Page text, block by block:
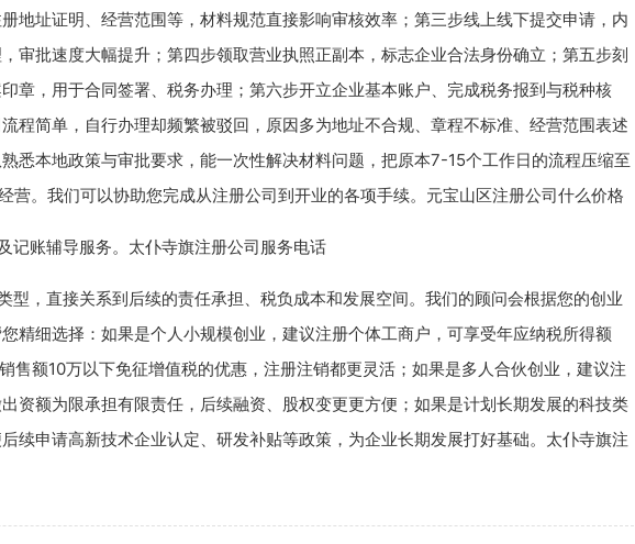
地址证明、经营范围等，材料规范直接影响审核效率；第三步线上线下提交申请，内
审批速度大幅提升；第四步领取营业执照正副本，标志企业合法身份确立；第五步刻
章，用于合同签署、税务办理；第六步开立企业基本账户、完成税务报到与税种核
程简单，自行办理却频繁被驳回，原因多为地址不合规、章程不标准、经营范围表述
悉本地政策与审批要求，能一次性解决材料问题，把原本7-15个工作日的流程压缩至
营。我们可以协助您完成从注册公司到开业的各项手续。元宝山区注册公司什么价格
记账辅导服务。太仆寺旗注册公司服务电话
型，直接关系到后续的责任承担、税负成本和发展空间。我们的顾问会根据您的创业
精细选择：如果是个人小规模创业，建议注册个体工商户，可享受年应纳税所得额
售额10万以下免征增值税的优惠，注册注销都更灵活；如果是多人合伙创业，建议注
资额为限承担有限责任，后续融资、股权变更更方便；如果是计划长期发展的科技类
续申请高新技术企业认定、研发补贴等政策，为企业长期发展打好基础。太仆寺旗注